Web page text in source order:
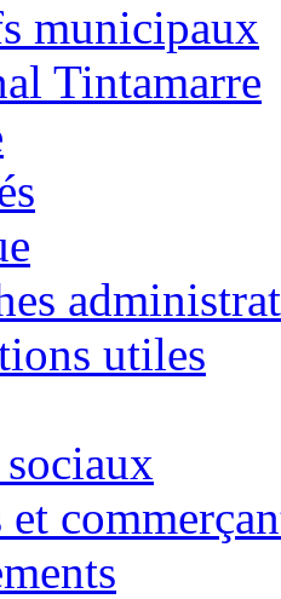
municipaux
Tintamarre
utiles